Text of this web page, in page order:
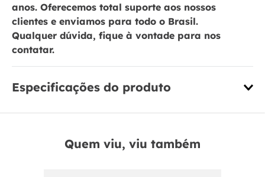
anos. Oferecemos total suporte aos nossos
clientes e enviamos para todo o Brasil.
Qualquer dúvida, fique à vontade para nos
contatar.
Especificações do produto
Quem viu, viu também